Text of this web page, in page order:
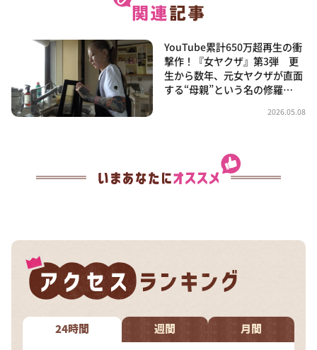
YouTube累計650万超再生の衝
撃作！『女ヤクザ』第3弾 更
生から数年、元女ヤクザが直面
する“母親”という名の修羅…
2026.05.08
24時間 週間 月間